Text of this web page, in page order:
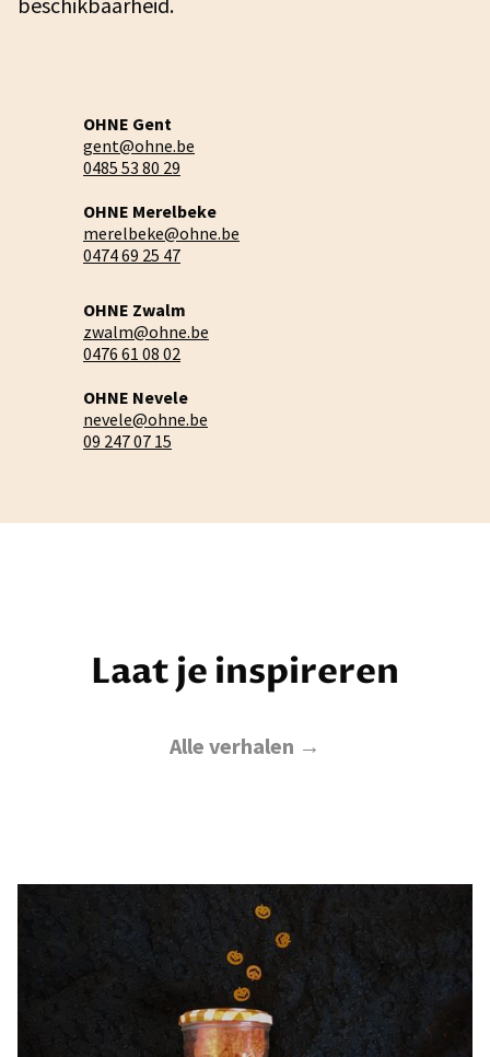
OHNE Gent
gent@ohne.be
0485 53 80 29
OHNE Merelbeke
merelbeke@ohne.be
0474 69 25 47
OHNE Zwalm
zwalm@ohne.be
0476 61 08 02
OHNE Nevele
nevele@ohne.be
09 247 07 15
Laat je inspireren
Alle verhalen →